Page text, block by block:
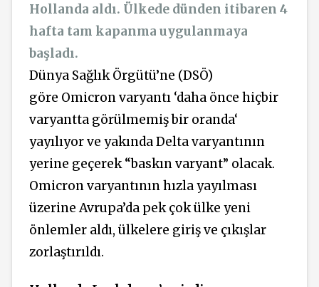
Hollanda aldı. Ülkede dünden itibaren 4
hafta tam kapanma uygulanmaya
başladı.
Dünya Sağlık Örgütü’ne (DSÖ)
göre Omicron varyantı ‘daha önce hiçbir
varyantta görülmemiş bir oranda‘
yayılıyor ve yakında Delta varyantının
yerine geçerek “baskın varyant” olacak.
Omicron varyantının hızla yayılması
üzerine Avrupa’da pek çok ülke yeni
önlemler aldı, ülkelere giriş ve çıkışlar
zorlaştırıldı.